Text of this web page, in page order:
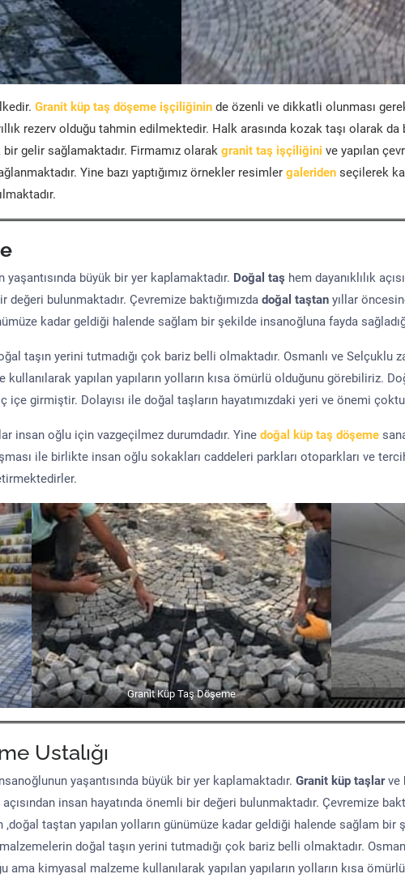
Granit küp taş döşeme işçiliğinin de özenli ve dikkatli olunması
rezerv olduğu tahmin edilmektedir. Halk arasında kozak taşı olarak
gelir sağlamaktadır. Firmamız olarak granit taş işçiliğini ve yapılan
Yine bazı yaptığımız örnekler resimler galeriden seçilerek
büyük bir yer kaplamaktadır. Doğal taş hem dayanıklılık
değeri bulunmaktadır. Çevremize baktığımızda doğal taştan yıllar
kadar geldiği halende sağlam bir şekilde insanoğluna fayda
taşın yerini tutmadığı çok bariz belli olmaktadır. Osmanlı ve Selçuklu
yapılan yapıların yolların kısa ömürlü olduğunu görebiliriz.
girmiştir. Dolayısı ile doğal taşların hayatımızdaki yeri ve önemi
insan oğlu için vazgeçilmez durumdadır. Yine doğal küp taş döşeme
ile birlikte insan oğlu sokakları caddeleri parkları otoparkları ve
Granit Küp Taş Döşeme
Ustalığı
yaşantısında büyük bir yer kaplamaktadır. Granit küp taşlarve
insan hayatında önemli bir değeri bulunmaktadır. Çevremize
,doğal taştan yapılan yolların günümüze kadar geldiği halende sağlam bir
doğal taşın yerini tutmadığı çok bariz belli olmaktadır.
ama kimyasal malzeme kullanılarak yapılan yapıların yolların kısa